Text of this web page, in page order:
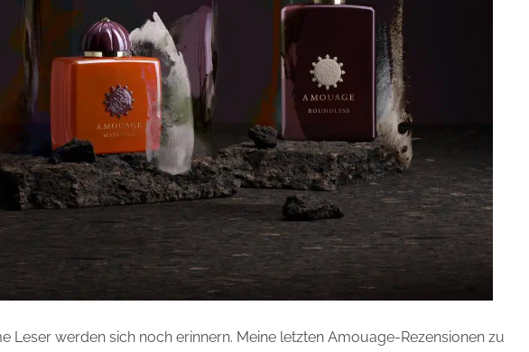
Leser werden sich noch erinnern. Meine letzten Amouage-Rezensionen zu